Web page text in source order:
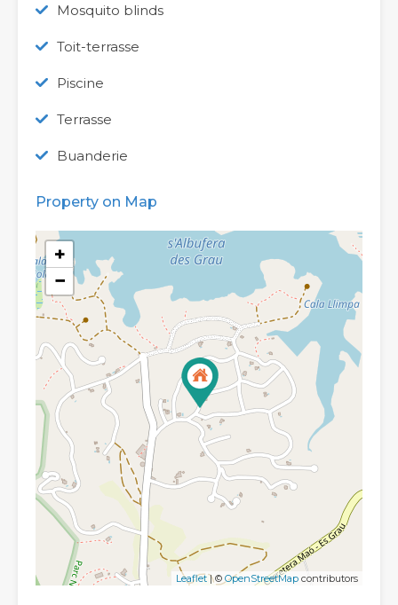
Mosquito blinds
Toit-terrasse
Piscine
Terrasse
Buanderie
Property on Map
+
−
Leaflet| © OpenStreetMap contributors